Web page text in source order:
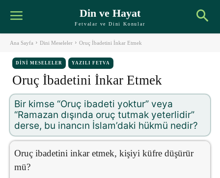
Din ve Hayat
Fetvalar ve Dini Konular
Ana Sayfa Dini Meseleler Oruç İbadetini İnkar Etmek
DINI MESELELER YAZILI FETVA
Oruç İbadetini İnkar Etmek
Bir kimse “Oruç ibadeti yoktur” veya
“Ramazan dışında oruç tutmak yeterlidir”
derse, bu inancın İslam’daki hükmü nedir?
Oruç ibadetini inkar etmek, kişiyi küfre düşürür
mü?